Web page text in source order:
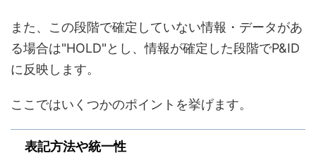
また、この段階で確定していない情報・データがあ
る場合は"HOLD"とし、情報が確定した段階でP&ID
に反映します。
ここではいくつかのポイントを挙げます。
表記方法や統一性